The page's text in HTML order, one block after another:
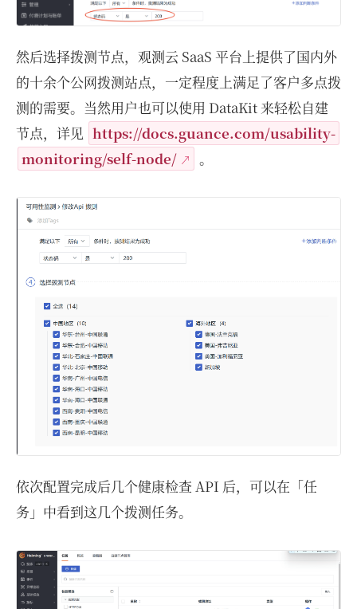
然后选择拨测节点，观测云 SaaS 平台上提供了国内外
的十余个公网拨测站点，一定程度上满足了客户多点拨
测的需要。当然用户也可以使用 DataKit 来轻松自建
节点，详见 https://docs.guance.com/usability-
monitoring/self-node/
。
依次配置完成后几个健康检查 API 后，可以在「任
务」中看到这几个拨测任务。